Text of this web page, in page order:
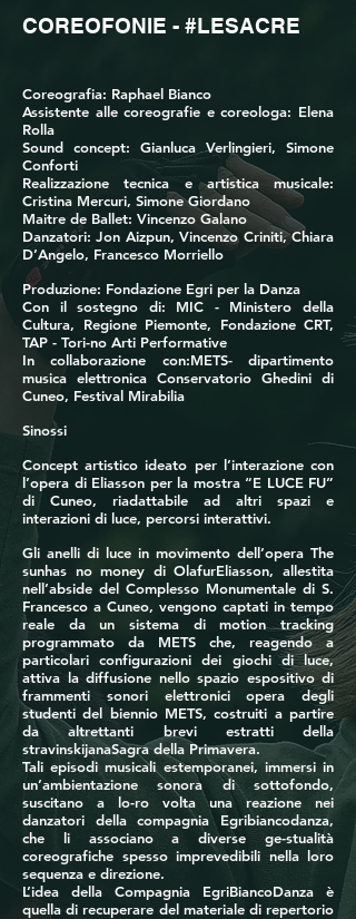
COREOFONIE - #LESACRE
Coreografia: Raphael Bianco
Assistente alle coreografie e coreologa: Elena
Rolla
Sound concept: Gianluca Verlingieri, Simone
Conforti
Realizzazione tecnica e artistica musicale:
Cristina Mercuri, Simone Giordano
Maitre de Ballet: Vincenzo Galano
Danzatori: Jon Aizpun, Vincenzo Criniti, Chiara
D’Angelo, Francesco Morriello
Produzione: Fondazione Egri per la Danza
Con il sostegno di: MIC - Ministero della
Cultura, Regione Piemonte, Fondazione CRT,
TAP - Tori-no Arti Performative
In collaborazione con:METS- dipartimento
musica elettronica Conservatorio Ghedini di
Cuneo, Festival Mirabilia
Sinossi
Concept artistico ideato per l’interazione con
l’opera di Eliasson per la mostra “E LUCE FU”
di Cuneo, riadattabile ad altri spazi e
interazioni di luce, percorsi interattivi.
Gli anelli di luce in movimento dell’opera The
sunhas no money di OlafurEliasson, allestita
nell’abside del Complesso Monumentale di S.
Francesco a Cuneo, vengono captati in tempo
reale da un sistema di motion tracking
programmato da METS che, reagendo a
particolari configurazioni dei giochi di luce,
attiva la diffusione nello spazio espositivo di
frammenti sonori elettronici opera degli
studenti del biennio METS, costruiti a partire
da altrettanti brevi estratti della
stravinskijanaSagra della Primavera.
Tali episodi musicali estemporanei, immersi in
un’ambientazione sonora di sottofondo,
suscitano a lo-ro volta una reazione nei
danzatori della compagnia Egribiancodanza,
che li associano a diverse ge-stualità
coreografiche spesso imprevedibili nella loro
sequenza e direzione.
L’idea della Compagnia EgriBiancoDanza è
quella di recuperare del materiale di repertorio